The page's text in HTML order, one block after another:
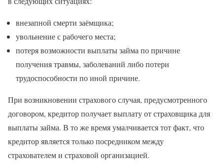
внезапной смерти заёмщика;
увольнение с рабочего места;
потеря возможности выплаты займа по причине
получения травмы, заболеваний либо потери
трудоспособности по иной причине.
При возникновении страхового случая, предусмотренного
договором, кредитор получает выплату от страховщика для
выплаты займа. В то же время умалчивается тот факт, что
кредитор является только посредником между
страхователем и страховой организацией.